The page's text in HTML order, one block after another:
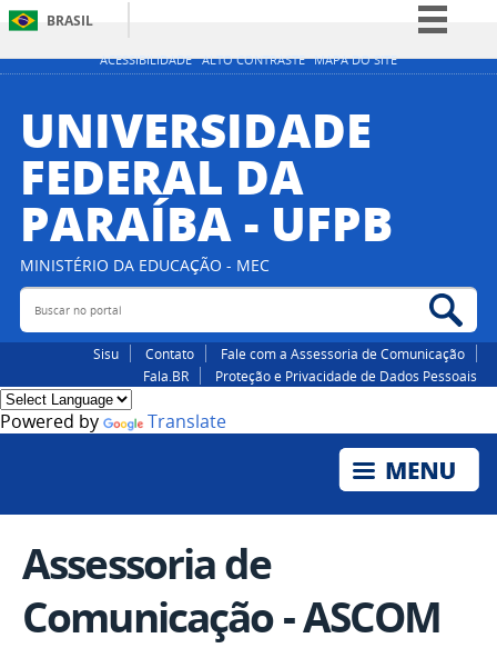
ACESSIBILIDADE ALTO CONTRASTE MAPA DO SITE
BRASIL
Simplifique!
Participe
Acesso à informação
Canais
UNIVERSIDADE
FEDERAL DA
PARAÍBA - UFPB
MINISTÉRIO DA EDUCAÇÃO - MEC
Buscar no portal
Sisu Contato
Fale com a Assessoria de Comunicação
Fala.BR
Proteção e Privacidade de Dados Pessoais
Powered by Translate
Assessoria de
Comunicação - ASCOM